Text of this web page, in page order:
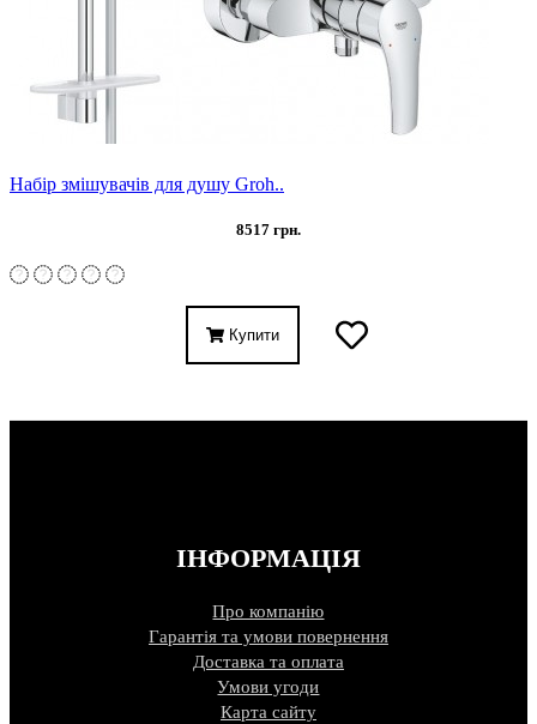
Набір змішувачів для душу Groh..
8517 грн.
Купити
ІНФОРМАЦІЯ
Про компанію
Гарантія та умови повернення
Доставка та оплата
Умови угоди
Карта сайту